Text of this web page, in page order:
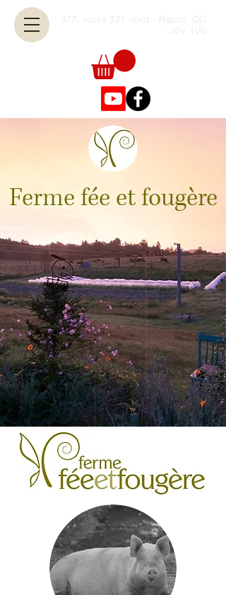
377, route 321 nord - Ripon QC
Ferme fée et fougère